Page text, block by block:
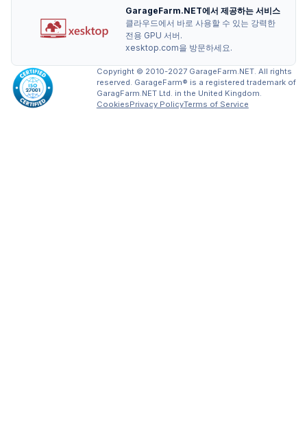
GarageFarm.NET에서 제공하는 서비스
클라우드에서 바로 사용할 수 있는 강력한
전용 GPU 서버.
xesktop.com을 방문하세요.
Copyright © 2010-2027 GarageFarm.NET. All rights
reserved. GarageFarm® is a registered trademark of
GaragFarm.NET Ltd. in the United Kingdom.
CookiesPrivacy PolicyTerms of Service